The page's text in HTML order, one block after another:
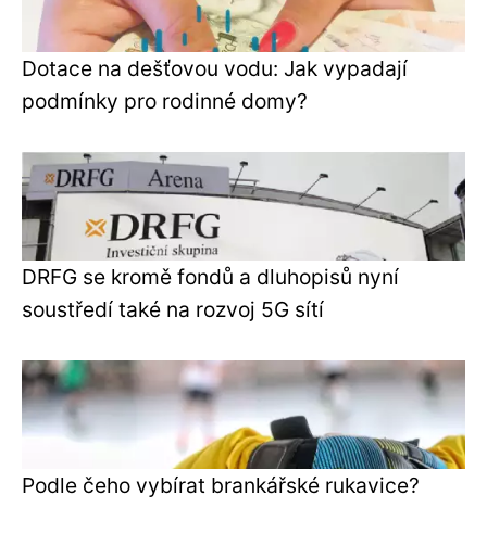
Dotace na dešťovou vodu: Jak vypadají
podmínky pro rodinné domy?
DRFG se kromě fondů a dluhopisů nyní
soustředí také na rozvoj 5G sítí
Podle čeho vybírat brankářské rukavice?